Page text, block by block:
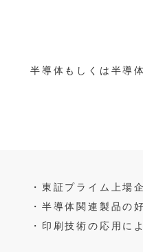
半導体もしくは半導
・東証プライム上場
・半導体関連製品の
・印刷技術の応用に